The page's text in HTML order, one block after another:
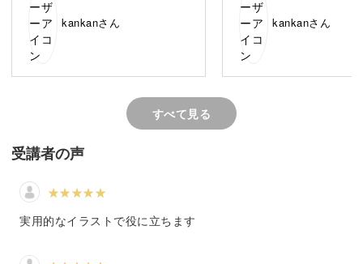
ストの描き方をご紹介します。その第一弾のテーマは「年
間行事」。
・母の日
・日本の節句
・クリスマス
など、様々なイベントにまつわる素敵なイラストをご紹介
が普段よく描いている水彩色鉛
筆で色を塗ってみたかったので
耐水性のペンにしたのです。
太さの表示はこれまでと同じで
すが少し太くなってくっきりし
そして心配していた通り、数カ
所裏抜けしてしまいました😔
かなあ、と思っているところで
す😆
kankanさん
めでとうをたくさん言っ
だいて、やっぱりここは
ころだなあと思いました
さらにお誕生日のイラス
描いていただけて、また
kankanさん
すべて見る
受講者の声
実用的なイラストで役に立ちます